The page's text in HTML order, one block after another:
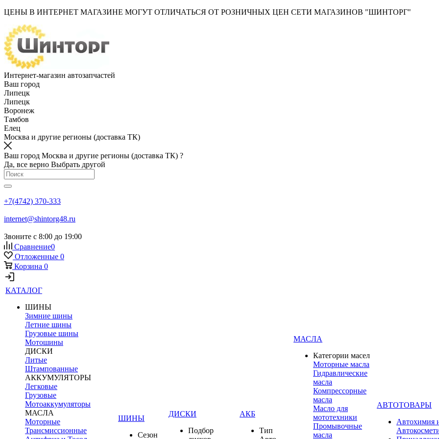
ЦЕНЫ В ИНТЕРНЕТ МАГАЗИНЕ МОГУТ ОТЛИЧАТЬСЯ ОТ РОЗНИЧНЫХ ЦЕН СЕТИ МАГАЗИНОВ "ШИНТОРГ"
Интернет-магазин автозапчастей
Ваш город
Липецк
Липецк
Воронеж
Тамбов
Елец
Москва и другие регионы (доставка ТК)
Ваш город Москва и другие регионы (доставка ТК) ?
Да, все верно Выбрать другой
+7(4742) 370-333
internet@shintorg48.ru
Звоните с 8:00 до 19:00
Сравнение0
Отложенные 0
Корзина 0
КАТАЛОГ
ШИНЫ
Зимние шины
Летние шины
Грузовые шины
Мотошины
ДИСКИ
Литые
Штампованные
АККУМУЛЯТОРЫ
Легковые
Грузовые
Мотоаккумуляторы
МАСЛА
Моторные
Трансмиссионные
ШИНЫ
Сезон
ДИСКИ
Подбор
АКБ
Тип
МАСЛА
Категории масел
Моторные масла
Гидравлические
масла
Компрессорные
масла
Масло для
мототехники
Промывочные
масла
АВТОТОВАРЫ
Автохимия